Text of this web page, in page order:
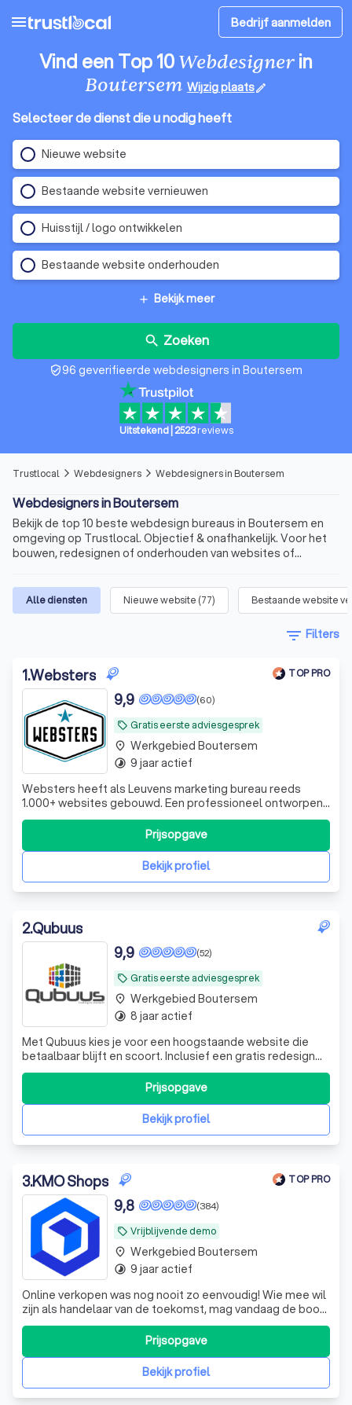
menu Bedrijf aanmelden
Vind een Top 10Webdesignerin
Boutersem Wijzig plaatsedit
Selecteer de dienst die u nodig heeft
Nieuwe website
Bestaande website vernieuwen
Huisstijl / logo ontwikkelen
Bestaande website onderhouden
add Bekijk meer
search Zoeken
verified_user96 geverifieerde webdesigners in Boutersem
Uitstekend| 2523 reviews
Trustlocal arrow_forward_ios Webdesigners arrow_forward_ios Webdesigners in Boutersem
Webdesigners in Boutersem
Bekijk de top 10 beste webdesign bureaus in Boutersem en
omgeving op Trustlocal. Objectief & onafhankelijk. Voor het
bouwen, redesignen of onderhouden van websites of
Alle diensten Nieuwe website (77) Bestaande website
filter_list Filters
1.Websters TOP PRO
local_offer Gratis eerste adviesgesprek
(60)
9,9
Websters heeft als Leuvens marketing bureau reeds
1.000+ websites gebouwd. Een professioneel ontworpen
website is de hoeksteen van jouw online aanwezigheid.
Het is een krachtig instrument om jouw merk te laten
groeien en jouw doelgroep op de juiste manier te
overtuigen. Ons team staat klaar om jouw
Bekijk profiel
Prijsopgave
place Werkgebied Boutersem
timelapse 9 jaar actief
2.Qubuus
local_offer Gratis eerste adviesgesprek
(52)
9,9
Met Qubuus kies je voor een hoogstaande website die
betaalbaar blijft en scoort. Inclusief een gratis redesign
elke 5 jaar – zo blijft uw onderneming altijd sterk online
Bekijk profiel
Prijsopgave
place Werkgebied Boutersem
timelapse 8 jaar actief
3.KMO Shops TOP PRO
local_offer Vrijblijvende demo
(384)
9,8
Online verkopen was nog nooit zo eenvoudig! Wie mee wil
zijn als handelaar van de toekomst, mag vandaag de boot
niet missen. Ontdek waarom KMO Shops verkozen is tot
beste e-commerce en webshop bouwer van België.
Verkoop eenvoudig via één centraal controlepaneel op je
online winkel, Facebook, Instag
Bekijk profiel
Prijsopgave
place Werkgebied Boutersem
timelapse 9 jaar actief